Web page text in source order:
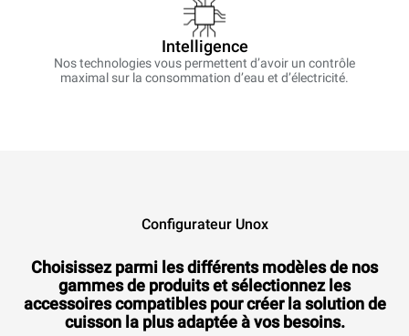
Intelligence
Nos technologies vous permettent d’avoir un contrôle
maximal sur la consommation d’eau et d’électricité.
Configurateur Unox
Choisissez parmi les différents modèles de nos
gammes de produits et sélectionnez les
accessoires compatibles pour créer la solution de
cuisson la plus adaptée à vos besoins.